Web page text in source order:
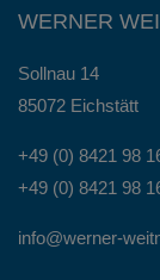
WERNER
Sollnau 14
85072 Eichstätt
+49 (0) 8421 98
+49 (0) 8421 98
info@werner-